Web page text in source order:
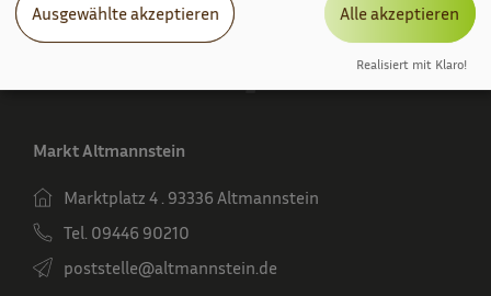
Ausgewählte akzeptieren Alle akzeptieren
Realisiert mit Klaro!
Markt Altmannstein
Marktplatz 4 . 93336 Altmannstein
Tel. 09446 90210
poststelle­@altmannstein.de